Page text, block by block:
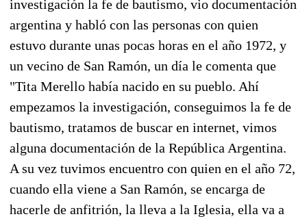
investigación la fe de bautismo, vio documentación
argentina y habló con las personas con quien
estuvo durante unas pocas horas en el año 1972, y
un vecino de San Ramón, un día le comenta que
"Tita Merello había nacido en su pueblo. Ahí
empezamos la investigación, conseguimos la fe de
bautismo, tratamos de buscar en internet, vimos
alguna documentación de la República Argentina.
A su vez tuvimos encuentro con quien en el año 72,
cuando ella viene a San Ramón, se encarga de
hacerle de anfitrión, la lleva a la Iglesia, ella va a